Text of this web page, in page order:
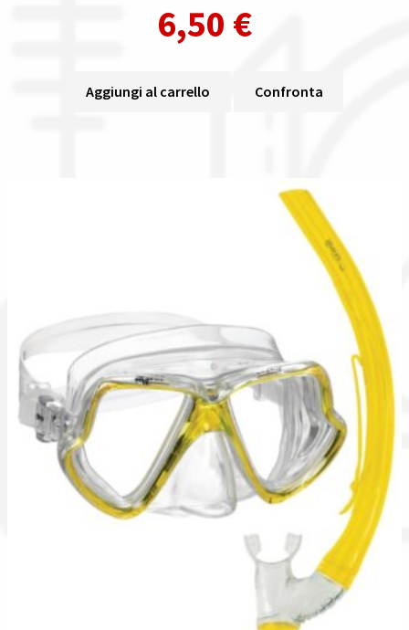
6,50 €
Aggiungi al carrello Confronta